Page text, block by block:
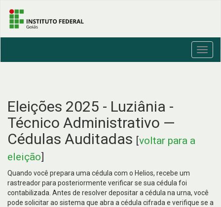
Eleições 2025 - Luziânia -
Técnico Administrativo —
Cédulas Auditadas [voltar para a
eleição]
Quando você prepara uma cédula com o Helios, recebe um
rastreador para posteriormente verificar se sua cédula foi
contabilizada. Antes de resolver depositar a cédula na urna, você
pode solicitar ao sistema que abra a cédula cifrada e verifique se a